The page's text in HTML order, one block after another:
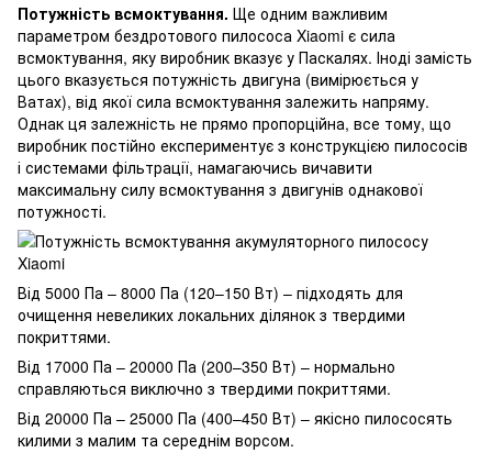
Потужність всмоктування. Ще одним важливим
параметром бездротового пилососа Xiaomi є сила
всмоктування, яку виробник вказує у Паскалях. Іноді замість
цього вказується потужність двигуна (вимірюється у
Ватах), від якої сила всмоктування залежить напряму.
Однак ця залежність не прямо пропорційна, все тому, що
виробник постійно експериментує з конструкцією пилососів
і системами фільтрації, намагаючись вичавити
максимальну силу всмоктування з двигунів однакової
потужності.
Від 5000 Па – 8000 Па (120–150 Вт) – підходять для
очищення невеликих локальних ділянок з твердими
покриттями.
Від 17000 Па – 20000 Па (200–350 Вт) – нормально
справляються виключно з твердими покриттями.
Від 20000 Па – 25000 Па (400–450 Вт) – якісно пилососять
килими з малим та середнім ворсом.